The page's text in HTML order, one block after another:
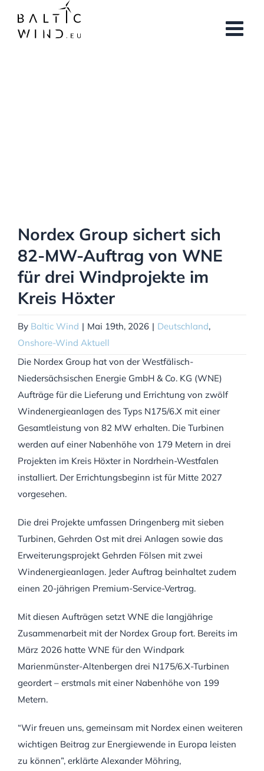
content
Nordex Group sichert sich
82-MW-Auftrag von WNE
für drei Windprojekte im
Kreis Höxter
By Baltic Wind | Mai 19th, 2026 | Deutschland,
Onshore-Wind Aktuell
Die Nordex Group hat von der Westfälisch-
Niedersächsischen Energie GmbH & Co. KG (WNE)
Aufträge für die Lieferung und Errichtung von zwölf
Windenergieanlagen des Typs N175/6.X mit einer
Gesamtleistung von 82 MW erhalten. Die Turbinen
werden auf einer Nabenhöhe von 179 Metern in drei
Projekten im Kreis Höxter in Nordrhein-Westfalen
installiert. Der Errichtungsbeginn ist für Mitte 2027
vorgesehen.
Die drei Projekte umfassen Dringenberg mit sieben
Turbinen, Gehrden Ost mit drei Anlagen sowie das
Erweiterungsprojekt Gehrden Fölsen mit zwei
Windenergieanlagen. Jeder Auftrag beinhaltet zudem
einen 20-jährigen Premium-Service-Vertrag.
Mit diesen Aufträgen setzt WNE die langjährige
Zusammenarbeit mit der Nordex Group fort. Bereits im
März 2026 hatte WNE für den Windpark
Marienmünster-Altenbergen drei N175/6.X-Turbinen
geordert – erstmals mit einer Nabenhöhe von 199
Metern.
“Wir freuen uns, gemeinsam mit Nordex einen weiteren
wichtigen Beitrag zur Energiewende in Europa leisten
zu können”, erklärte Alexander Möhring,